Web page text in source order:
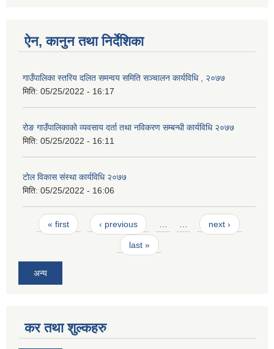
ऐन, कानुन तथा निर्देशिका
गाउँपालिका स्तरिय दलित समन्वय समिति सञ्चालन कार्यविधि , २०७७
मिति: 05/25/2022 - 16:17
रोङ गाउँपालिकाको व्यवसाय दर्ता तथा नविकरण सम्बन्धी कार्यविधि २०७७
मिति: 05/25/2022 - 16:11
टोल विकास संस्था कार्यविधि २०७७
मिति: 05/25/2022 - 16:06
Pages
« first ‹ previous next ›
last »
अन्य
कर तथा शुल्कहरु